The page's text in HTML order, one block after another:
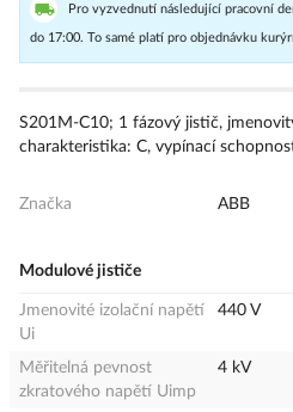
Pro vyzvednutí následující pracovní
do 17:00. To samé platí pro objednávku
S201M-C10; 1 fázový jistič,
charakteristika: C, vypínací
Značka ABB
Modulové jističe
Jmenovité izolační napětí
Ui
440 V
Měřitelná pevnost
zkratového napětí Uimp
4 kV